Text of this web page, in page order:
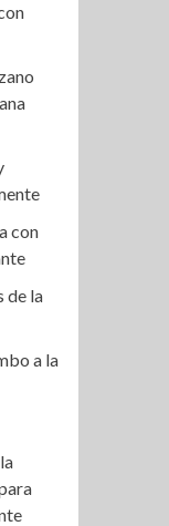
con
de la
a la